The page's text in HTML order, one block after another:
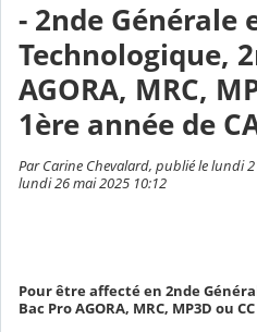
- 2nde Générale
Technologique,
AGORA, MRC,
1ère année de
Par Carine Chevalard, publié le lundi
lundi 26 mai 2025 10:12
Pour être affecté en 2nde
Bac Pro AGORA, MRC, MP3D ou